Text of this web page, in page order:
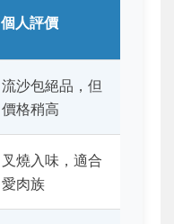
個人評價
流沙包絕品，但
價格稍高
叉燒入味，適合
愛肉族